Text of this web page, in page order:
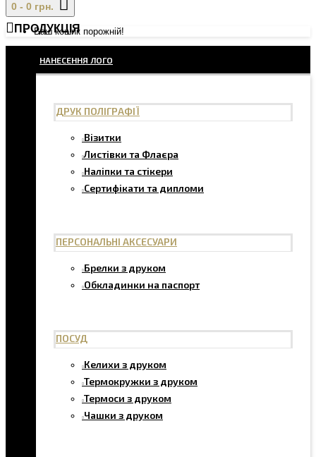
0 - 0 грн.
Ваш кошик порожній!
ПРОДУКЦІЯ
НАНЕСЕННЯ ЛОГО
ДРУК ПОЛІГРАФІЇ
Візитки
Листівки та Флаєра
Наліпки та стікери
Сертифікати та дипломи
ПЕРСОНАЛЬНІ АКСЕСУАРИ
Брелки з друком
Обкладинки на паспорт
ПОСУД
Келихи з друком
Термокружки з друком
Термоси з друком
Чашки з друком